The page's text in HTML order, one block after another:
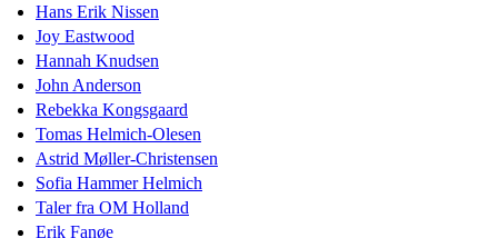
Hans Erik Nissen
Joy Eastwood
Hannah Knudsen
John Anderson
Rebekka Kongsgaard
Tomas Helmich-Olesen
Astrid Møller-Christensen
Sofia Hammer Helmich
Taler fra OM Holland
Erik Fanøe